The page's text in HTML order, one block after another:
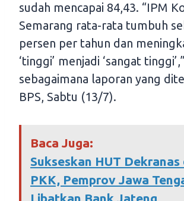
sudah mencapai 84,43. “IPM
Semarang rata-rata tumbuh
persen per tahun dan
‘tinggi’ menjadi ‘sangat
sebagaimana laporan yang
BPS, Sabtu (13/7).
Baca Juga:
Sukseskan HUT Dekranas
PKK, Pemprov Jawa
Libatkan Bank Jateng